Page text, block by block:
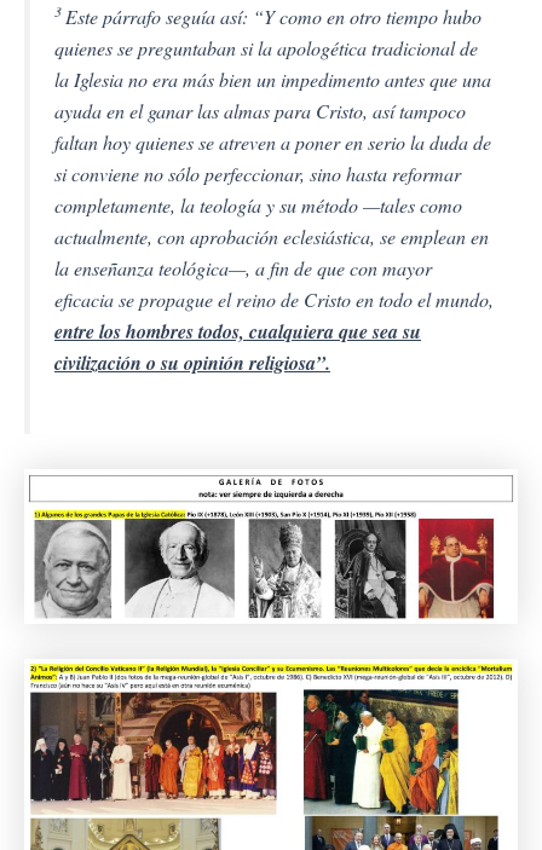
3 Este párrafo seguía así: “Y como en otro tiempo hubo
quienes se preguntaban si la apologética tradicional de
la Iglesia no era más bien un impedimento antes que una
ayuda en el ganar las almas para Cristo, así tampoco
faltan hoy quienes se atreven a poner en serio la duda de
si conviene no sólo perfeccionar, sino hasta reformar
completamente, la teología y su método —tales como
actualmente, con aprobación eclesiástica, se emplean en
la enseñanza teológica—, a fin de que con mayor
eficacia se propague el reino de Cristo en todo el mundo,
entre los hombres todos, cualquiera que sea su
civilización o su opinión religiosa”.